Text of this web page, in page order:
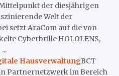
der diesjährigen
Welt der
setzt AraCom auf die von
Cyberbrille HOLOLENS,
HausverwaltungBCT
Partnernetzwerk im Bereich